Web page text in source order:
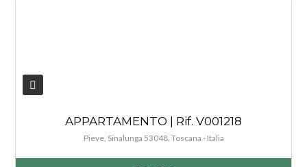
APPARTAMENTO | Rif. V001218
Pieve, Sinalunga 53048, Toscana - Italia